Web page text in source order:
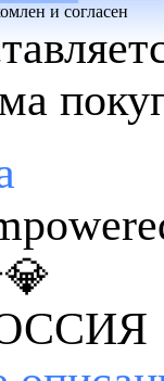
и согласен